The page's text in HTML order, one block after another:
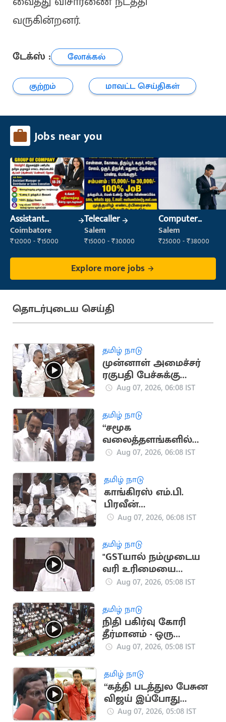
வருகின்றனர்.
டேக்ஸ் :
லோக்கல்
குற்றம்
மாவட்ட செய்திகள்
Jobs near you
Assistant
Manager
Coimbatore
₹12000 - ₹15000
Telecaller
Salem
₹15000 - ₹30000
Computer
Operator
Salem
₹25000 - ₹38000
Explore more jobs
தொடர்புடைய செய்தி
தமிழ் நாடு
முன்னாள் அமைச்சர்
ரகுபதி பேச்சுக்கு
புஸ்ஸி ஆன்ந்த்
Aug 07, 2026, 06:08 IST
தமிழ் நாடு
“சமூக
வலைத்தளங்களில்
பொய்யா போட்டு தான்
ரகுபதி பேச்சு
Aug 07, 2026, 06:08 IST
தமிழ் நாடு
காங்கிரஸ் எம்.பி.
பிரவீன்
சக்கரவர்த்திக்கு பதவி?
Aug 07, 2026, 06:08 IST
தமிழ் நாடு
"GSTயால் நம்முடைய
வரி உரிமையை
இழந்துவிட்டோம்"..
Aug 07, 2026, 05:08 IST
தமிழ் நாடு
நிதி பகிர்வு கோரி
தீர்மானம் - ஒரு
மனதாக
Aug 07, 2026, 05:08 IST
தமிழ் நாடு
“கத்தி படத்துல பேசுன
விஜய் இப்போது
ஒன்னுமே செய்யல”..
Aug 07, 2026, 05:08 IST